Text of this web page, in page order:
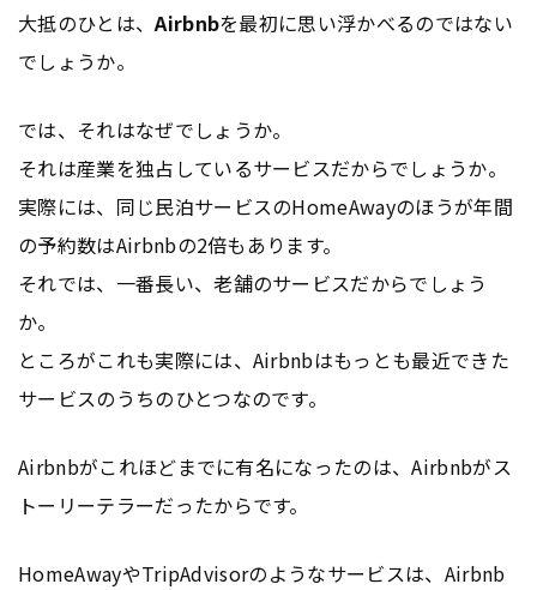
大抵のひとは、Airbnbを最初に思い浮かべるのではない
でしょうか。
では、それはなぜでしょうか。
それは産業を独占しているサービスだからでしょうか。
実際には、同じ民泊サービスのHomeAwayのほうが年間
の予約数はAirbnbの2倍もあります。
それでは、一番長い、老舗のサービスだからでしょう
か。
ところがこれも実際には、Airbnbはもっとも最近できた
サービスのうちのひとつなのです。
Airbnbがこれほどまでに有名になったのは、Airbnbがス
トーリーテラーだったからです。
HomeAwayやTripAdvisorのようなサービスは、Airbnb